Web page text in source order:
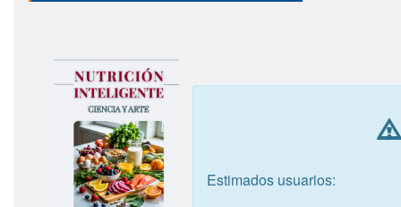
Estimados usuarios: